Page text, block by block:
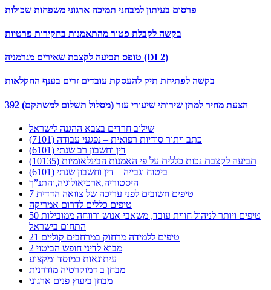
פרסום בעיתון למבחני תמיכה ארגוני משפחות שכולות
בקשה לקבלת פטור מהתאמנות בחקירות פרטיות
טופס תביעה לקצבת שאירים מגרמניה (DI 2)
בקשה לפתיחת תיק להעסקת עובדים זרים בענף החקלאות
392 הצעת מחיר למתן שירותי שיעורי עזר (מסלול תשלום למשתקם)
שילוב חרדים בצבא ההגנה לישראל
כתב ויתור סודיות רפואית – נפגעי עבודה (7101)
דין וחשבון רב שנתי (6101)
תביעה לקצבת נכות כללית על פי האמנות הבינלאומיות (10135)
ביטוח וגבייה – דין וחשבון שנתי (6101)
היסטוריה,ארכיאולוגיה,והתנ”ך
7 טיפים חשובים לפני עריכה של צוואה הדדית
טיפים כללים לדרום אמריקה
50 טיפים ויותר לניהול חווית עובד, משאבי אנוש ורווחה ממובילות
התחום בישראל
21 טיפים ללמידה מרחוק במרחבים קוליים
מבוא לדיני חופש הביטוי 2
עיתונאות כמוסד ומקצוע
מבחן ב דמוקרטיה מודרנית
מבחן ביעוץ פנים ארגוני